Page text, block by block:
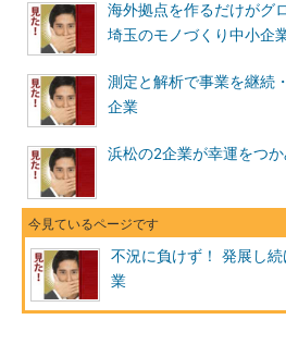
海外拠点を作るだけが
埼玉のモノづくり中小企
測定と解析で事業を継続
企業
浜松の2企業が幸運をつ
不況に負けず！ 発展し
業